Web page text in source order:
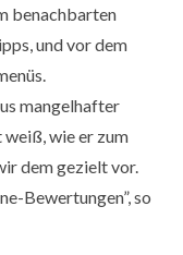
benachbarten
und vor dem
mangelhafter
wie er zum
dem gezielt vor.
Bewertungen”, so